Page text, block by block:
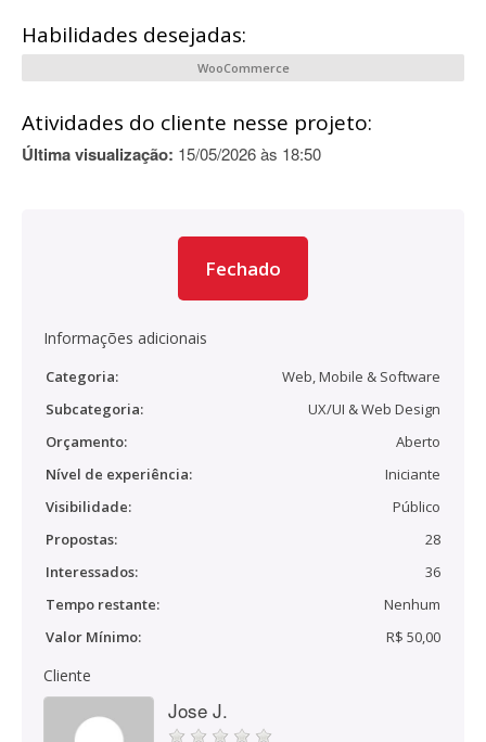
Habilidades desejadas:
WooCommerce
Atividades do cliente nesse projeto:
Última visualização: 15/05/2026 às 18:50
Fechado
Informações adicionais
Categoria:
Web, Mobile & Software
Subcategoria:
UX/UI & Web Design
Orçamento:
Aberto
Nível de experiência:
Iniciante
Visibilidade:
Público
Propostas:
28
Interessados:
36
Tempo restante:
Nenhum
Valor Mínimo:
R$ 50,00
Cliente
Jose J.